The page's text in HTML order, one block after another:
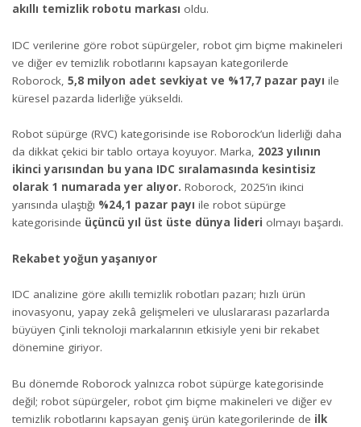
akıllı temizlik robotu markası oldu.
IDC verilerine göre robot süpürgeler, robot çim biçme makineleri
ve diğer ev temizlik robotlarını kapsayan kategorilerde
Roborock, 5,8 milyon adet sevkiyat ve %17,7 pazar payı ile
küresel pazarda liderliğe yükseldi.
Robot süpürge (RVC) kategorisinde ise Roborock’un liderliği daha
da dikkat çekici bir tablo ortaya koyuyor. Marka, 2023 yılının
ikinci yarısından bu yana IDC sıralamasında kesintisiz
olarak 1 numarada yer alıyor. Roborock, 2025’in ikinci
yarısında ulaştığı %24,1 pazar payı ile robot süpürge
kategorisinde üçüncü yıl üst üste dünya lideri olmayı başardı.
Rekabet yoğun yaşanıyor
IDC analizine göre akıllı temizlik robotları pazarı; hızlı ürün
inovasyonu, yapay zekâ gelişmeleri ve uluslararası pazarlarda
büyüyen Çinli teknoloji markalarının etkisiyle yeni bir rekabet
dönemine giriyor.
Bu dönemde Roborock yalnızca robot süpürge kategorisinde
değil; robot süpürgeler, robot çim biçme makineleri ve diğer ev
temizlik robotlarını kapsayan geniş ürün kategorilerinde de ilk